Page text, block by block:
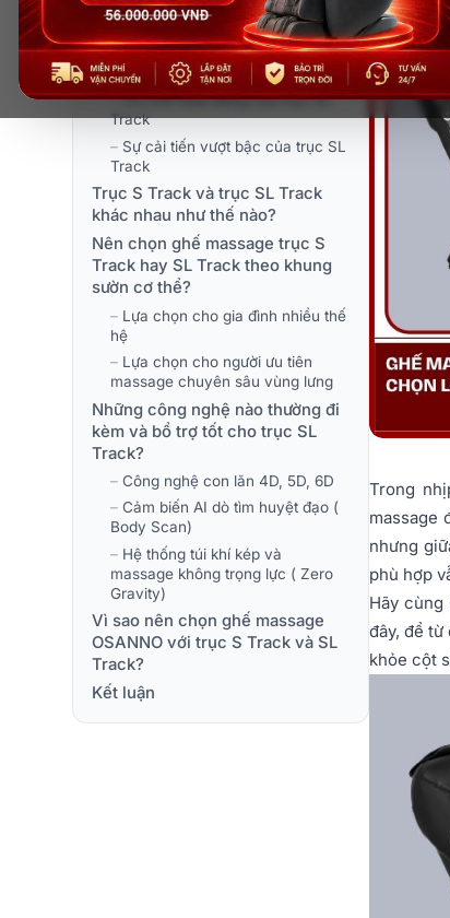
sao được xem là bước tiến vượt
bậc?
– Trục SL Track
– Cơ chế hoạt động của trục SL
Track
– Sự cải tiến vượt bậc của trục SL
Track
Trục S Track và trục SL Track
khác nhau như thế nào?
Nên chọn ghế massage trục S
Track hay SL Track theo khung
sườn cơ thể?
– Lựa chọn cho gia đình nhiều thế
hệ
– Lựa chọn cho người ưu tiên
massage chuyên sâu vùng lưng
Những công nghệ nào thường đi
kèm và bổ trợ tốt cho trục SL
Track?
– Công nghệ con lăn 4D, 5D, 6D
– Cảm biến AI dò tìm huyệt đạo (
Body Scan)
– Hệ thống túi khí kép và
massage không trọng lực ( Zero
Gravity)
Vì sao nên chọn ghế massage
OSANNO với trục S Track và SL
Track?
Kết luận
Trong
massage
nhưng
phù hợp
Hãy cùng
đây, để từ
khỏe cột